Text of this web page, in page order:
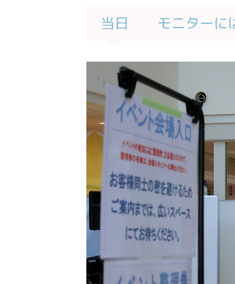
当日 モニターに